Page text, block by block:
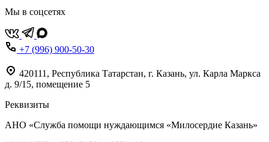
Мы в соцсетях
+7 (996) 900-50-30
420111 , Республика Татарстан, г. Казань, ул. Карла Маркса
д. 9/15, помещение 5
Реквизиты
АНО «Служба помощи нуждающимся «Милосердие Казань»